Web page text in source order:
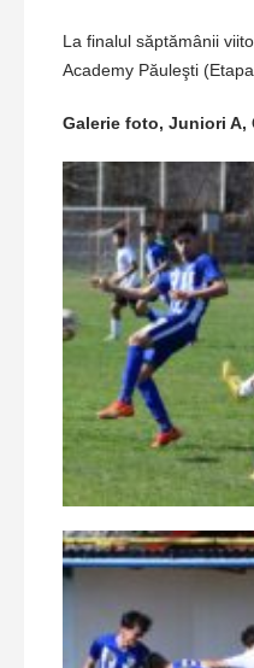
La finalul săptămânii
Academy Păuleşti
Galerie foto, Juniori A,